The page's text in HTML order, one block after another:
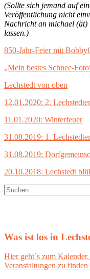
(Sollte sich jemand auf
Veröffentlichung nicht
Nachricht an michael (ät)
lassen.)
850-Jahr-Feier mit
„Mein bestes Schnee-
Lechstedt von oben
12.01.2020: 2.
11.01.2020: Winterfeuer
31.08.2019: 1.
31.08.2019:
20.10.2018: Lechstedt
Suchen
nach:
Was ist los in
Hier geht´s zum
Veranstaltungen zu finden